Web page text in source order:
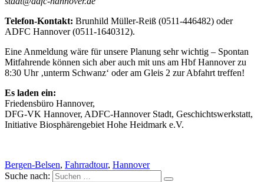
Telefon-Kontakt: Brunhild Müller-Reiß (0511-446482) oder
ADFC Hannover (0511-1640312).
Eine Anmeldung wäre für unsere Planung sehr wichtig – Spontan
Mitfahrende können sich aber auch mit uns am Hbf Hannover zu
8:30 Uhr ‚unterm Schwanz‘ oder am Gleis 2 zur Abfahrt treffen!
Es laden ein:
Friedensbüro Hannover,
DFG-VK Hannover, ADFC-Hannover Stadt, Geschichtswerkstatt,
Initiative Biosphärengebiet Hohe Heidmark e.V.
Bergen-Belsen, Fahrradtour, Hannover
Suche nach: